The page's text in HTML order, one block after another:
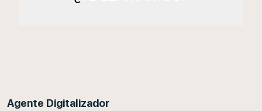
Agente Digitalizador